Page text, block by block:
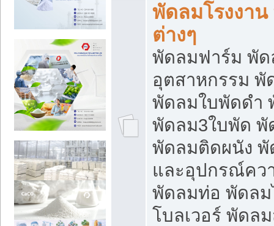
พัดลมโรงงา
ต่างๆ
พัดลมฟาร์ม พัด
อุตสาหกรรม
พัดลมใบพัดดำ
พัดลม3ใบพัด พั
พัดลมติดผนัง
และอุปกรณ์คว
พัดลมท่อ พัดลม
โบลเวอร์ พัดล